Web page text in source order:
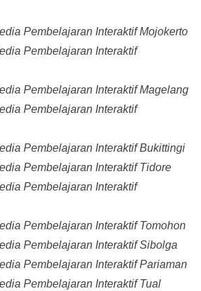
Pembelajaran Interaktif Mojokerto
Pembelajaran Interaktif
Pembelajaran Interaktif Magelang
Pembelajaran Interaktif
Pembelajaran Interaktif Bukittingi
Pembelajaran Interaktif Tidore
Pembelajaran Interaktif
Pembelajaran Interaktif Tomohon
Pembelajaran Interaktif Sibolga
Pembelajaran Interaktif Pariaman
Pembelajaran Interaktif Tual